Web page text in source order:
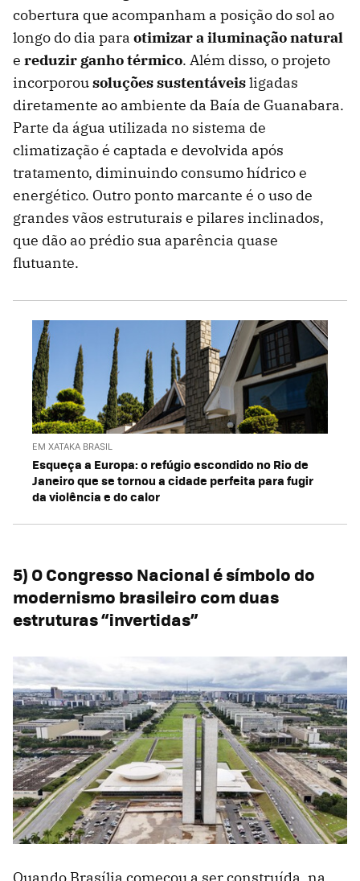
cobertura que acompanham a posição do sol ao
longo do dia para otimizar a iluminação natural
e reduzir ganho térmico. Além disso, o projeto
incorporousoluções sustentáveisligadas
diretamente ao ambiente da Baía de Guanabara.
Parte da água utilizada no sistema de
climatização é captada e devolvida após
tratamento, diminuindo consumo hídrico e
energético. Outro ponto marcante é o uso de
grandes vãos estruturais e pilares inclinados,
que dão ao prédio sua aparência quase
flutuante.
EM XATAKA BRASIL
Esqueça a Europa: o refúgio escondido no Rio de
Janeiro que se tornou a cidade perfeita para fugir
da violência e do calor
5) O Congresso Nacional é símbolo do
modernismo brasileiro com duas
estruturas “invertidas”